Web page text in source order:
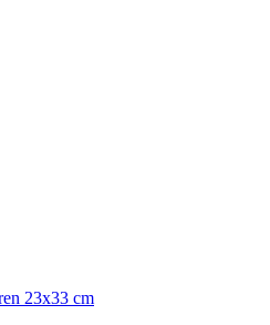
23x33 cm